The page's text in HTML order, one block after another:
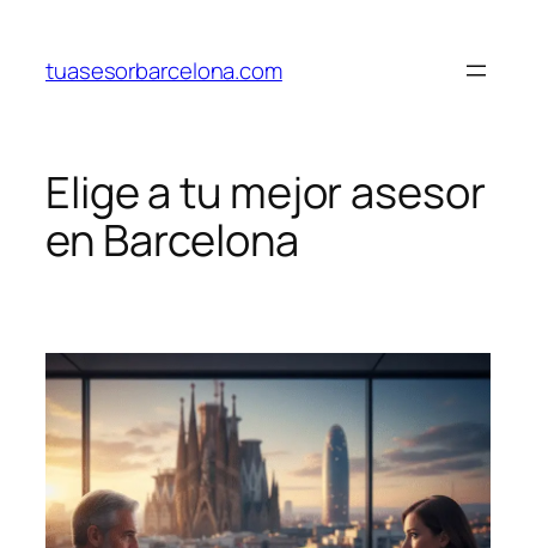
contenido
tuasesorbarcelona.com
Elige a tu mejor asesor
en Barcelona